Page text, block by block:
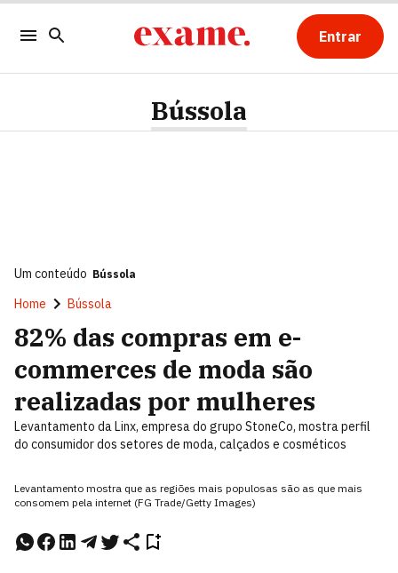
Entrar
Bússola
Um conteúdo Bússola
Home Bússola
82% das compras em e-
commerces de moda são
realizadas por mulheres
Levantamento da Linx, empresa do grupo StoneCo, mostra perfil
do consumidor dos setores de moda, calçados e cosméticos
Levantamento mostra que as regiões mais populosas são as que mais
consomem pela internet (FG Trade/Getty Images)